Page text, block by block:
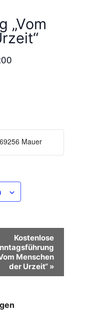
„Vom
Mauer
Kostenlose
Menschen
der Urzeit“ »